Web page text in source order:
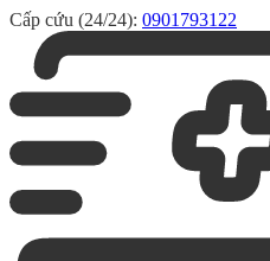
Cấp cứu (24/24): 0901793122